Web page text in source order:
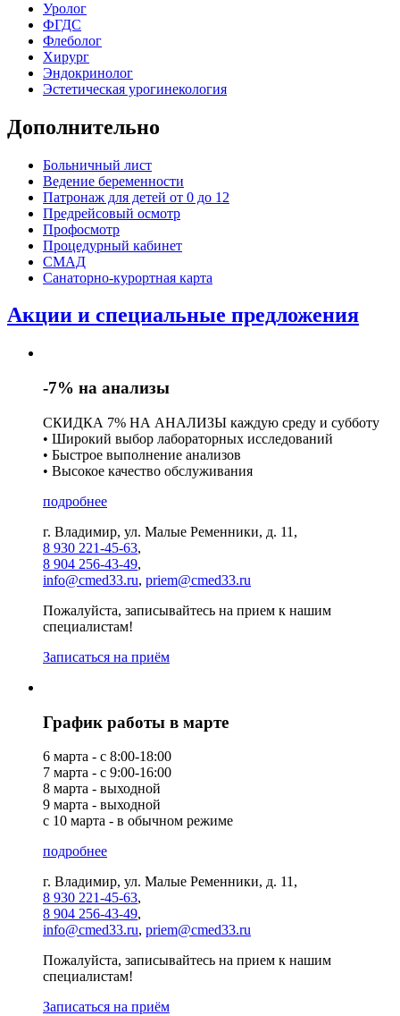
Уролог
ФГДС
Флеболог
Хирург
Эндокринолог
Эстетическая урогинекология
Дополнительно
Больничный лист
Ведение беременности
Патронаж для детей от 0 до 12
Предрейсовый осмотр
Профосмотр
Процедурный кабинет
СМАД
Санаторно-курортная карта
Акции и специальные предложения
-7% на анализы
СКИДКА 7% НА АНАЛИЗЫ каждую среду и субботу
• Широкий выбор лабораторных исследований
• Быстрое выполнение анализов
• Высокое качество обслуживания
подробнее
г. Владимир, ул. Малые Ременники, д. 11,
8 930 221-45-63,
8 904 256-43-49,
info@cmed33.ru, priem@cmed33.ru
Пожалуйста, записывайтесь на прием к нашим
специалистам!
Записаться на приём
График работы в марте
6 марта - с 8:00-18:00
7 марта - с 9:00-16:00
8 марта - выходной
9 марта - выходной
с 10 марта - в обычном режиме
подробнее
г. Владимир, ул. Малые Ременники, д. 11,
8 930 221-45-63,
8 904 256-43-49,
info@cmed33.ru, priem@cmed33.ru
Пожалуйста, записывайтесь на прием к нашим
специалистам!
Записаться на приём